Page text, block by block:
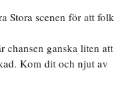
Stora scenen för att folk
chansen ganska liten att
Kom dit och njut av